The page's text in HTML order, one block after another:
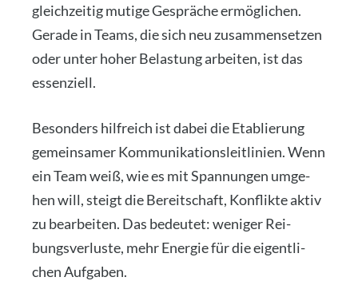
gleich­zei­tig muti­ge Gesprä­che ermög­li­chen.
Gera­de in Teams, die sich neu zusam­men­set­zen
oder unter hoher Belas­tung arbei­ten, ist das
essen­zi­ell.
Beson­ders hilf­reich ist dabei die Eta­blie­rung
gemein­sa­mer Kom­mu­ni­ka­ti­ons­leit­li­ni­en. Wenn
ein Team weiß, wie es mit Span­nun­gen umge­
hen will, steigt die Bereit­schaft, Kon­flik­te aktiv
zu bear­bei­ten. Das bedeu­tet: weni­ger Rei­
bungs­ver­lus­te, mehr Ener­gie für die eigent­li­
chen Auf­ga­ben.